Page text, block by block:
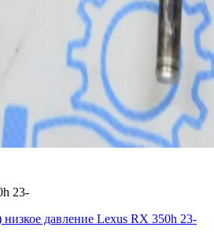
23-
давление Lexus RX 350h 23-